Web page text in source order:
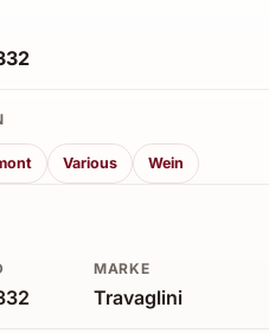
Various Wein
MARKE
Travaglini